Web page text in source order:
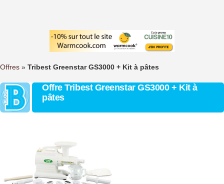
Offres » Tribest Greenstar GS3000 + Kit à pâtes
Offre Tribest Greenstar GS3000 + Kit à
pâtes